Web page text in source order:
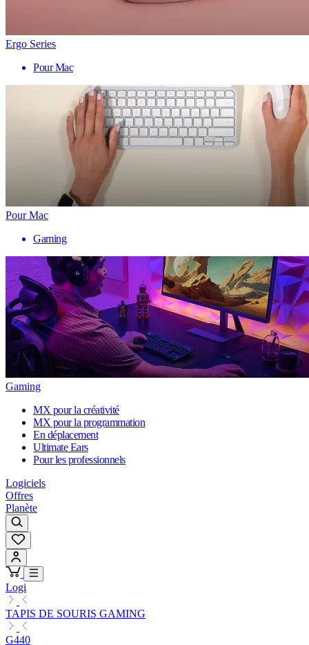
Ergo Series
Pour Mac
Pour Mac
Gaming
Gaming
MX pour la créativité
MX pour la programmation
En déplacement
Ultimate Ears
Pour les professionnels
Logiciels
Offres
Planète
Logi
TAPIS DE SOURIS GAMING
G440